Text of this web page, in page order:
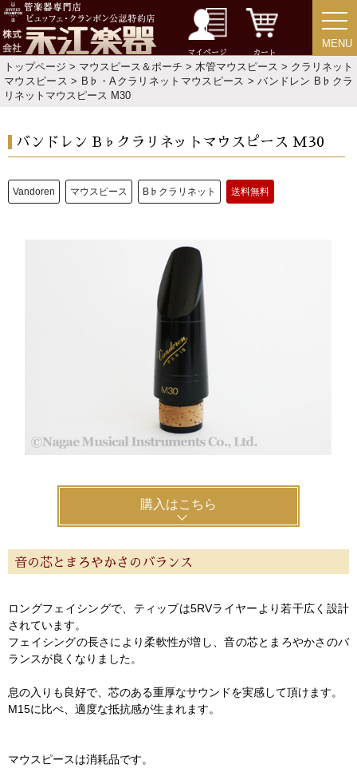
マイページ カート
MENU
MENU
トップページ > マウスピース＆ポーチ > 木管マウスピース > クラリネット
マウスピース > B♭・Aクラリネットマウスピース > バンドレン B♭クラ
リネットマウスピース M30
バンドレン B♭クラリネットマウスピース M30
Vandoren マウスピース B♭クラリネット 送料無料
購入はこちら
音の芯とまろやかさのバランス
ロングフェイシングで、ティップは5RVライヤーより若干広く設計
されています。
フェイシングの長さにより柔軟性が増し、音の芯とまろやかさのバ
ランスが良くなりました。
息の入りも良好で、芯のある重厚なサウンドを実感して頂けます。
M15に比べ、適度な抵抗感が生まれます。
マウスピースは消耗品です。